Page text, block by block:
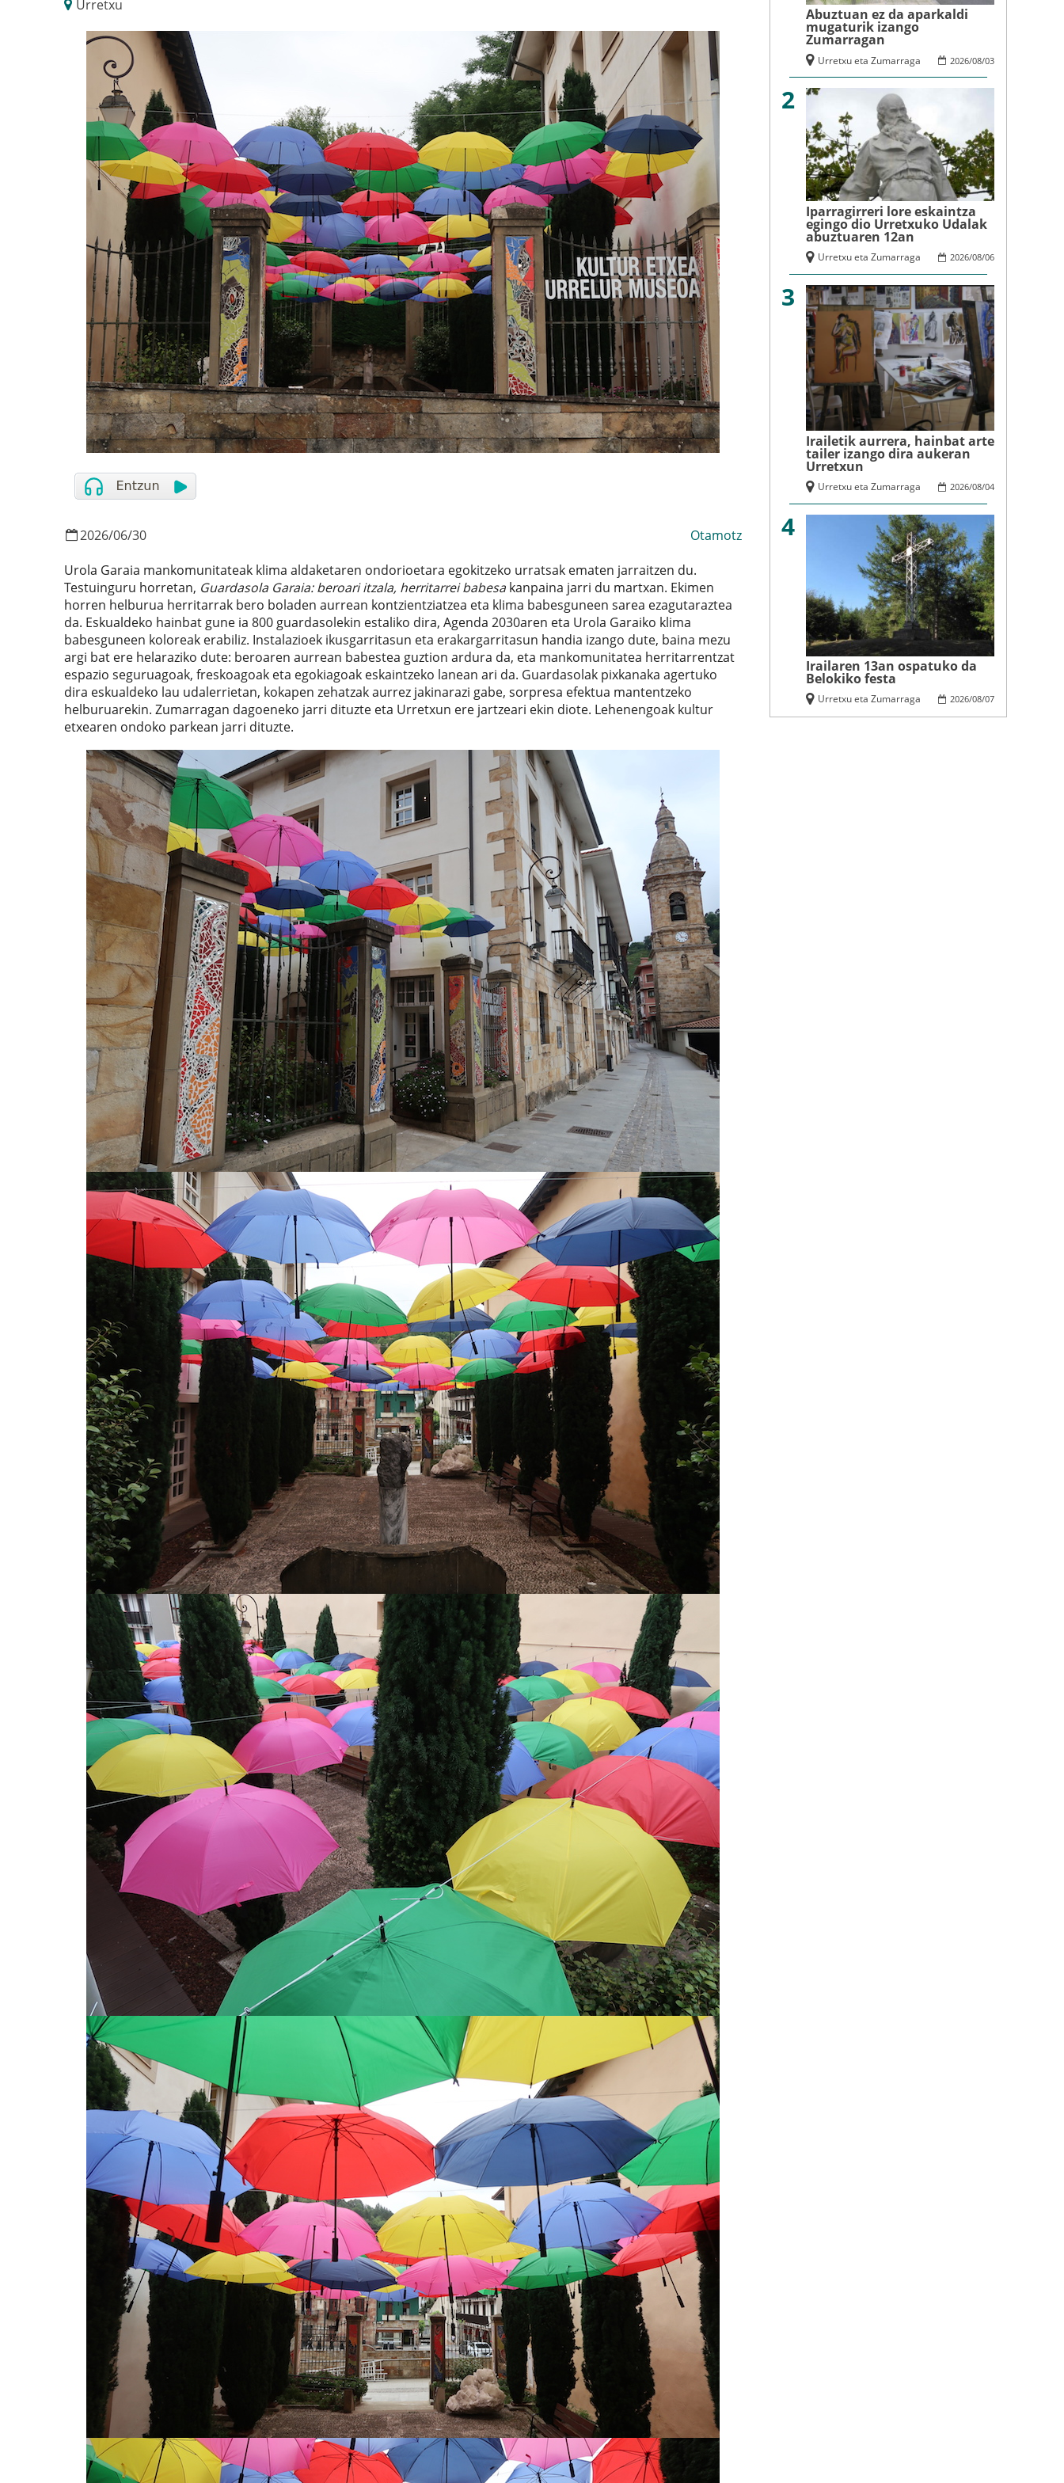
Urretxu
2026/06/30
Otamotz
Urola Garaia mankomunitateak klima aldaketaren ondorioetara egokitzeko urratsak ematen jarraitzen du.
Testuinguru horretan, Guardasola Garaia: beroari itzala, herritarrei babesakanpaina jarri du martxan. Ekimen
horren helburua herritarrak bero boladen aurrean kontzientziatzea eta klima babesguneen sarea ezagutaraztea
da. Eskualdeko hainbat gune ia 800 guardasolekin estaliko dira, Agenda 2030aren eta Urola Garaiko klima
babesguneen koloreak erabiliz. Instalazioek ikusgarritasun eta erakargarritasun handia izango dute, baina mezu
argi bat ere helaraziko dute: beroaren aurrean babestea guztion ardura da, eta mankomunitatea herritarrentzat
espazio seguruagoak, freskoagoak eta egokiagoak eskaintzeko lanean ari da. Guardasolak pixkanaka agertuko
dira eskualdeko lau udalerrietan, kokapen zehatzak aurrez jakinarazi gabe, sorpresa efektua mantentzeko
helburuarekin. Zumarragan dagoeneko jarri dituzte eta Urretxun ere jartzeari ekin diote. Lehenengoak kultur
etxearen ondoko parkean jarri dituzte.
Abuztuan ez da aparkaldi
mugaturik izango
Zumarragan
2026/08/03
Urretxu eta Zumarraga
2
Iparragirreri lore eskaintza
egingo dio Urretxuko Udalak
abuztuaren 12an
2026/08/06
Urretxu eta Zumarraga
3
Irailetik aurrera, hainbat arte
tailer izango dira aukeran
Urretxun
2026/08/04
Urretxu eta Zumarraga
4
Irailaren 13an ospatuko da
Belokiko festa
2026/08/07
Urretxu eta Zumarraga